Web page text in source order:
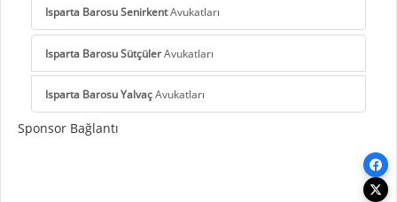
Isparta Barosu SenirkentAvukatları
Isparta Barosu SütçülerAvukatları
Isparta Barosu YalvaçAvukatları
Sponsor Bağlantı